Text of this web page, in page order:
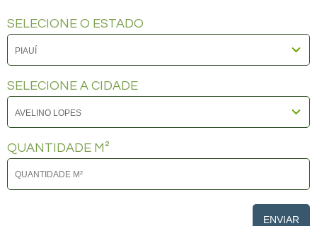
SELECIONE O ESTADO
SELECIONE A CIDADE
QUANTIDADE M²
ENVIAR